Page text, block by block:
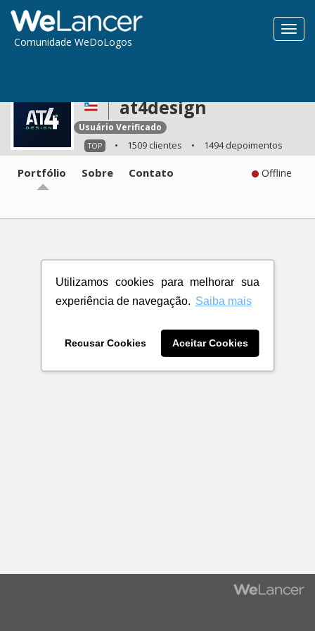
Utilizamos cookies para melhorar sua
experiência de navegação. Saiba mais
Recusar Cookies Aceitar Cookies
Comunidade WeDoLogos
at4design
Usuário Verificado
TOP • 1509 clientes • 1494 depoimentos
Portfólio Sobre Contato Offline